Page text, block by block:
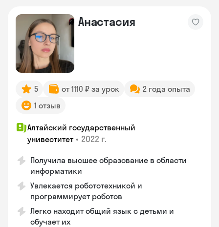
Анастасия
5 от 1110 ₽ за урок
2 года опыта
1 отзыв
Алтайский государственный
унивеститет • 2022 г.
Получила высшее образование в области
информатики
Увлекается робототехникой и
программирует роботов
Легко находит общий язык с детьми и
обучает их